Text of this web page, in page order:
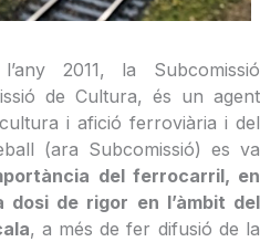
2011, la Subcomissió
de Cultura, és un agent
i afició ferroviària i del
(ara Subcomissió) es va
del ferrocarril, en
de rigor en l’àmbit del
, a més de fer difusió de la